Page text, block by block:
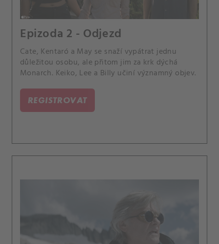
Epizoda 2 - Odjezd
Cate, Kentaró a May se snaží vypátrat jednu
důležitou osobu, ale přitom jim za krk dýchá
Monarch. Keiko, Lee a Billy učiní významný objev.
REGISTROVAT